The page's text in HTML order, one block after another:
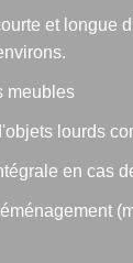
et longue
meubles
lourds
en cas